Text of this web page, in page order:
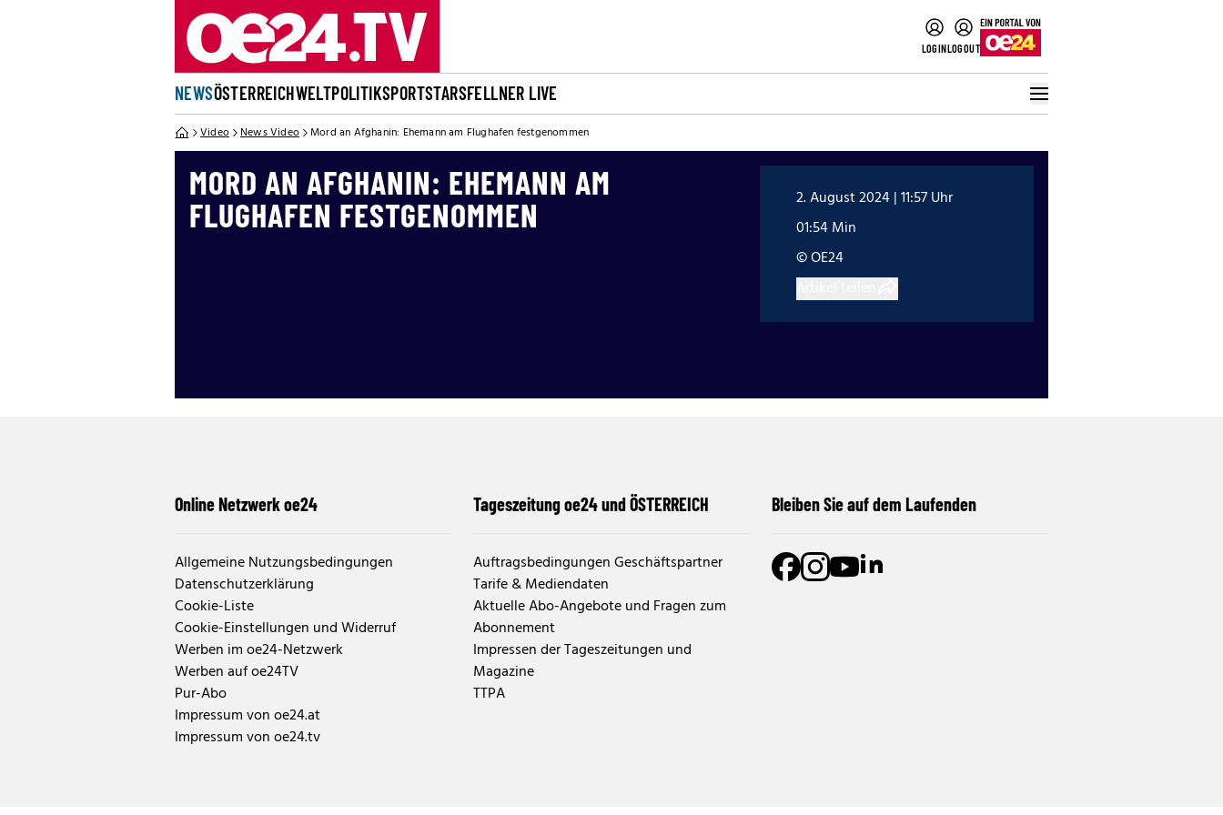
LOGINLOGOUT
NEWSÖSTERREICHWELTPOLITIKSPORTSTARSFELLNER LIVE
Video News Video Mord an Afghanin: Ehemann am Flughafen festgenommen
MORD AN AFGHANIN: EHEMANN AM
FLUGHAFEN FESTGENOMMEN
2. August 2024 | 11:57 Uhr
01:54 Min
© OE24
Online Netzwerk oe24
Allgemeine Nutzungsbedingungen
Datenschutzerklärung
Cookie-Liste
Cookie-Einstellungen und Widerruf
Werben im oe24-Netzwerk
Werben auf oe24TV
Pur-Abo
Impressum von oe24.at
Impressum von oe24.tv
Tageszeitung oe24 und ÖSTERREICH
Auftragsbedingungen Geschäftspartner
Tarife & Mediendaten
Aktuelle Abo-Angebote und Fragen zum
Abonnement
Impressen der Tageszeitungen und
Magazine
TTPA
Bleiben Sie auf dem Laufenden